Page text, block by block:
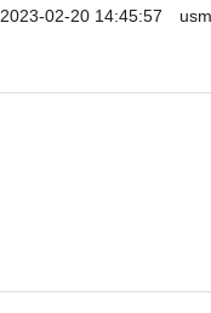
2023-02-20 14:45:57